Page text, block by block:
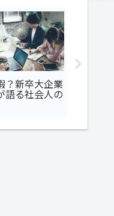
？新卒大企業
語る社会人の